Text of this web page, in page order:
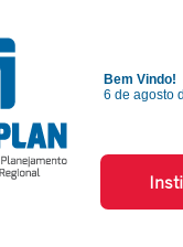
Bem Vindo!
6 de agosto